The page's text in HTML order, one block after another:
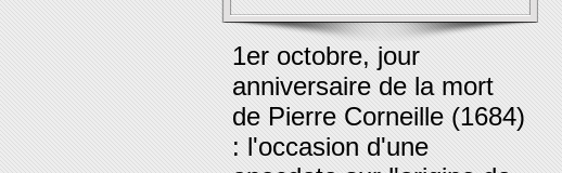
1er octobre, jour
anniversaire de la mort
de Pierre Corneille (1684)
: l'occasion d'une